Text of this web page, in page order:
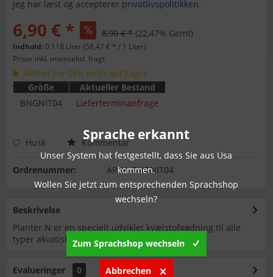
Jeg har læst og accepterer privatlivspolitikken.
6,90 € * 8,90 € * (22,47% Gemt)
Indhold: 0.118 Liter (58,47 € * / 1 Liter)
Priser inkl. momseksl. fragt
Artikel zur Zeit nicht auf Lager
Größe
Aktueller Bestand
BNGNIT04
Lieferterminanfrage
Husk Kommentar
Ordrenummer: ARKA-BNGNIT04
Beskrivelse
Planter N er en specielt udviklet kvælstofgødning til alle
typer akvatiske planter i...mere
Evalueringer
0
Sprache erkannt
Unser System hat festgestellt, dass Sie aus Usa
kommen.
Wollen Sie jetzt zum entsprechenden Sprachshop
wechseln?
Zum Sprachshop wechseln
Abbrechen